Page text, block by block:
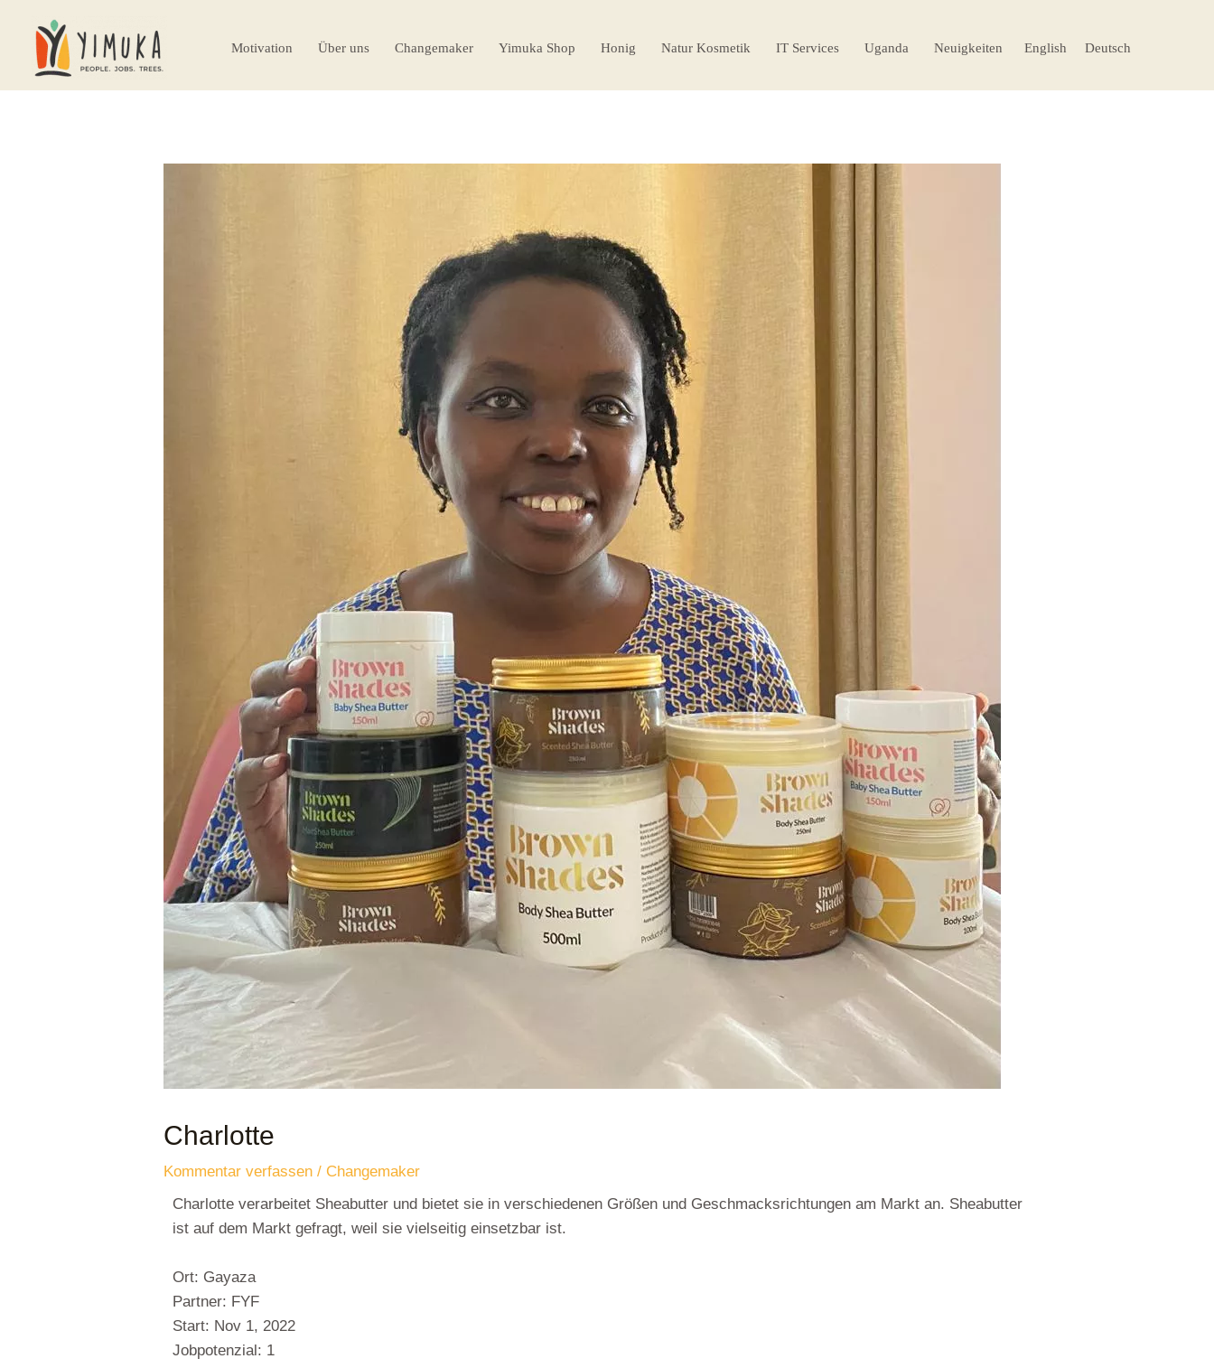
Motivation Über uns Changemaker Yimuka Shop Honig Natur Kosmetik IT Services Uganda Neuigkeiten English Deutsch
Charlotte
Kommentar verfassen / Changemaker
Charlotte verarbeitet Sheabutter und bietet sie in verschiedenen Größen und Geschmacksrichtungen am Markt an. Sheabutter
ist auf dem Markt gefragt, weil sie vielseitig einsetzbar ist.
Ort: Gayaza
Partner: FYF
Start: Nov 1, 2022
Jobpotenzial: 1